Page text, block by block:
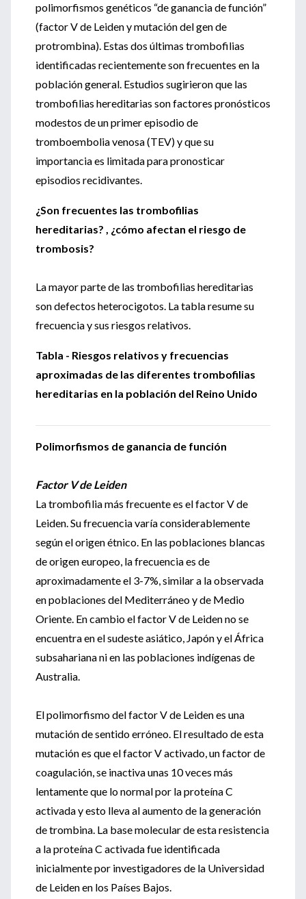
polimorfismos genéticos “de ganancia de función”
(factor V de Leiden y mutación del gen de
protrombina). Estas dos últimas trombofilias
identificadas recientemente son frecuentes en la
población general. Estudios sugirieron que las
trombofilias hereditarias son factores pronósticos
modestos de un primer episodio de
tromboembolia venosa (TEV) y que su
importancia es limitada para pronosticar
episodios recidivantes.
¿Son frecuentes las trombofilias
hereditarias? , ¿cómo afectan el riesgo de
trombosis?
La mayor parte de las trombofilias hereditarias
son defectos heterocigotos. La tabla resume su
frecuencia y sus riesgos relativos.
Tabla - Riesgos relativos y frecuencias
aproximadas de las diferentes trombofilias
hereditarias en la población del Reino Unido
Polimorfismos de ganancia de función
Factor V de Leiden
La trombofilia más frecuente es el factor V de
Leiden. Su frecuencia varía considerablemente
según el origen étnico. En las poblaciones blancas
de origen europeo, la frecuencia es de
aproximadamente el 3-7%, similar a la observada
en poblaciones del Mediterráneo y de Medio
Oriente. En cambio el factor V de Leiden no se
encuentra en el sudeste asiático, Japón y el África
subsahariana ni en las poblaciones indígenas de
Australia.
El polimorfismo del factor V de Leiden es una
mutación de sentido erróneo. El resultado de esta
mutación es que el factor V activado, un factor de
coagulación, se inactiva unas 10 veces más
lentamente que lo normal por la proteína C
activada y esto lleva al aumento de la generación
de trombina. La base molecular de esta resistencia
a la proteína C activada fue identificada
inicialmente por investigadores de la Universidad
de Leiden en los Países Bajos.